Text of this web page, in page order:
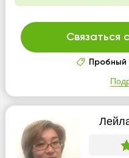
Связаться
Пробный